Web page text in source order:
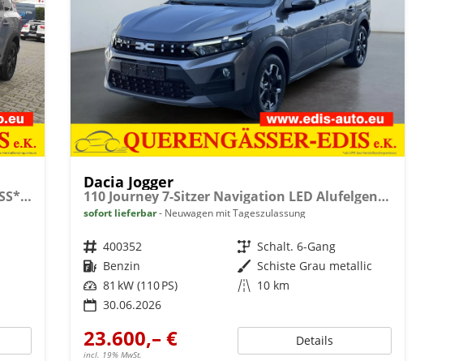
Extreme Extreme+LPG*7 Sitzer*SHZ*KEYLESS*CAM*TOTW
Dacia Jogger
110 Journey 7-Sitzer Navigation LED Alufelgen Sitzheizung Einparkhilfe Kamera 360° Keyless
sofort lieferbar Neuwagen mit Tageszulassung
Fahrzeugnr. 400352 Getriebe Schalt. 6-Gang
Kraftstoff Benzin Außenfarbe Schiste Grau metallic
Leistung 81 kW (110 PS) Kilometerstand 10 km
30.06.2026
23.600,– €
incl. 19% MwSt.
Details